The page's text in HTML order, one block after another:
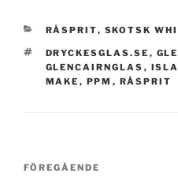
KATEGORIER
RÅSPRIT, SKOTSK
TAGGAR
DRYCKESGLAS.SE ,
GLENCAIRNGLAS ,
MAKE , PPM , RÅSPRIT
Inläggsnavigering
Föregående
FÖREGÅENDE